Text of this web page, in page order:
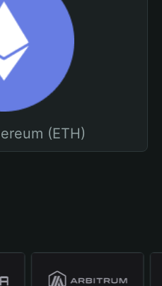
(ETH)